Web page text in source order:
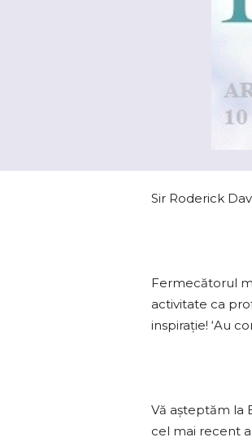
Sir Roderick
Fermecătorul
activitate ca
inspirație! ‘Au
Vă așteptăm la
cel mai recent